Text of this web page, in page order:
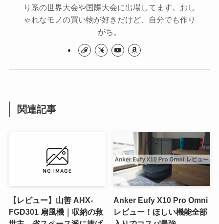
り系の世界大会や国際大会に出場してます。おし
ゃれなモノの買い物が好きだけど、自分でも作り
がち。
関連記事
【レビュー】山善 AHX-
FGD301 扇風機｜収納の救
Anker Eufy X10 Pro Omni
レビュー！ほしい機能全部